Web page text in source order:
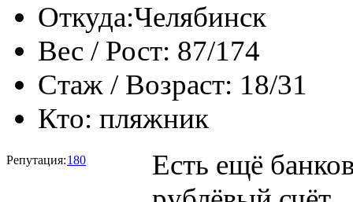
Откуда:Челябинск
Вес / Рост: 87/174
Стаж / Возраст: 18/31
Кто: пляжник
Репутация:180
Есть ещё